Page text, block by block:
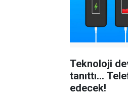
Teknoloji
tanıttı...
edecek!